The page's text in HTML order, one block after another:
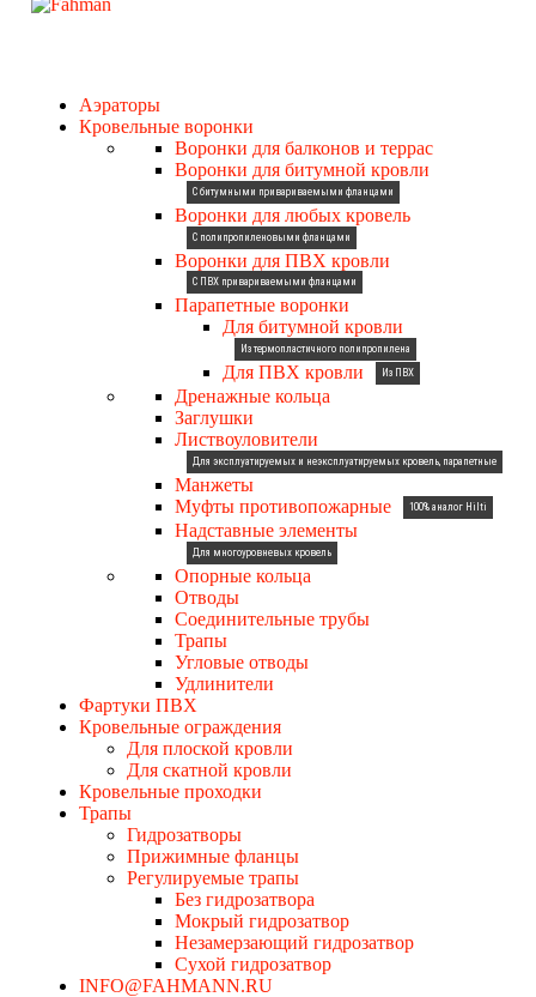
Аэраторы
Кровельные воронки
Воронки для балконов и террас
Воронки для битумной кровли
С битумными привариваемыми фланцами
Воронки для любых кровель
С полипропиленовыми фланцами
Воронки для ПВХ кровли
С ПВХ привариваемыми фланцами
Парапетные воронки
Для битумной кровли
Из термопластичного полипропилена
Для ПВХ кровли Из ПВХ
Дренажные кольца
Заглушки
Листвоуловители
Для эксплуатируемых и неэксплуатируемых кровель, парапетные
Манжеты
Муфты противопожарные
100% аналог Hilti
Надставные элементы
Для многоуровневых кровель
Опорные кольца
Отводы
Соединительные трубы
Трапы
Угловые отводы
Удлинители
Фартуки ПВХ
Кровельные ограждения
Для плоской кровли
Для скатной кровли
Кровельные проходки
Трапы
Гидрозатворы
Прижимные фланцы
Регулируемые трапы
Без гидрозатвора
Мокрый гидрозатвор
Незамерзающий гидрозатвор
Сухой гидрозатвор
INFO@FAHMANN.RU